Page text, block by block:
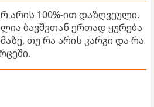
არის 100%-ით დაზღვეული.
ბავშვთან ერთად ყურება
თუ რა არის კარგი და რა